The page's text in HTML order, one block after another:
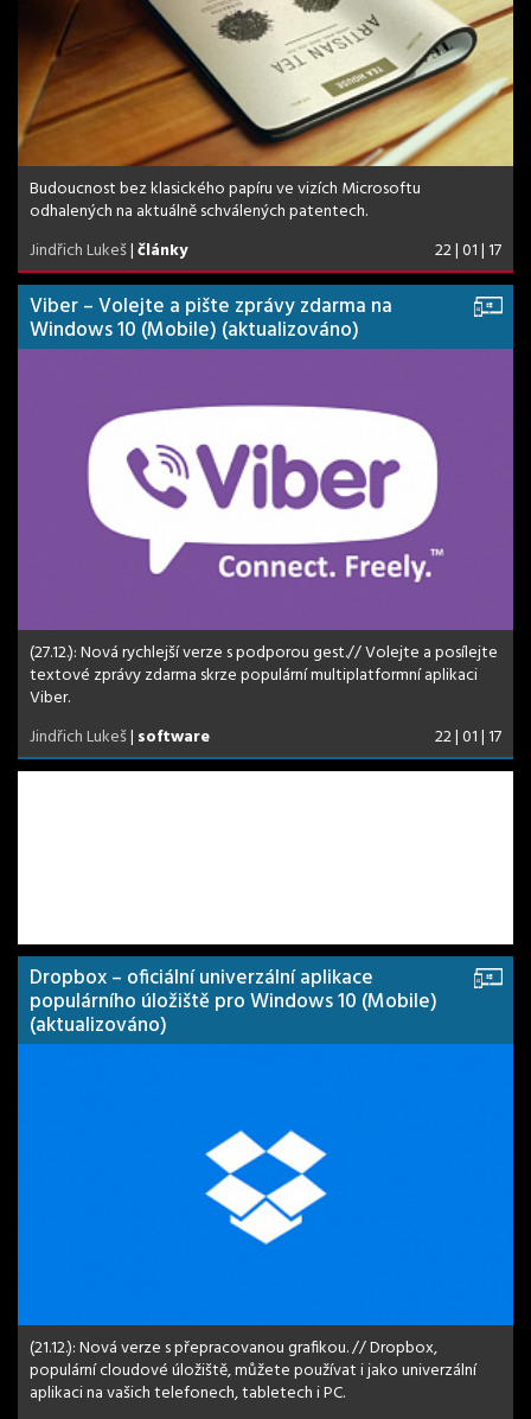
Budoucnost bez klasického papíru ve vizích Microsoftu
odhalených na aktuálně schválených patentech.
Jindřich Lukeš|články 22 | 01 | 17
Viber – Volejte a pište zprávy zdarma na
Windows 10 (Mobile) (aktualizováno)
(27.12.): Nová rychlejší verze s podporou gest.// Volejte a posílejte
textové zprávy zdarma skrze populární multiplatformní aplikaci
Viber.
Jindřich Lukeš| software 22 | 01 | 17
Dropbox – oficiální univerzální aplikace
populárního úložiště pro Windows 10 (Mobile)
(aktualizováno)
(21.12.): Nová verze s přepracovanou grafikou. // Dropbox,
populární cloudové úložiště, můžete používat i jako univerzální
aplikaci na vašich telefonech, tabletech i PC.